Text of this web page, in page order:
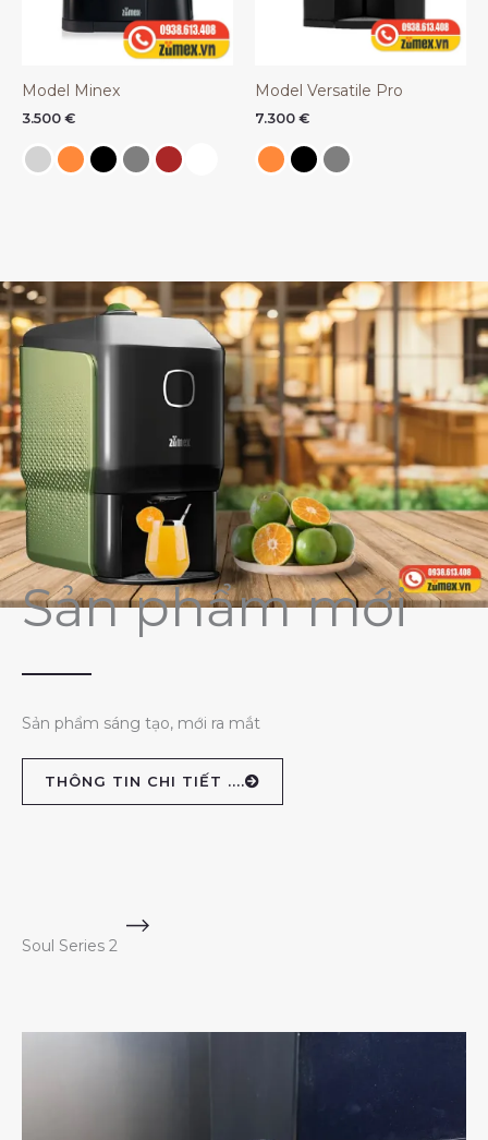
Model Minex
3.500 €
Model Versatile Pro
7.300 €
Sản phẩm mới
Sản phẩm sáng tạo, mới ra mắt
THÔNG TIN CHI TIẾT ....
Soul Series 2